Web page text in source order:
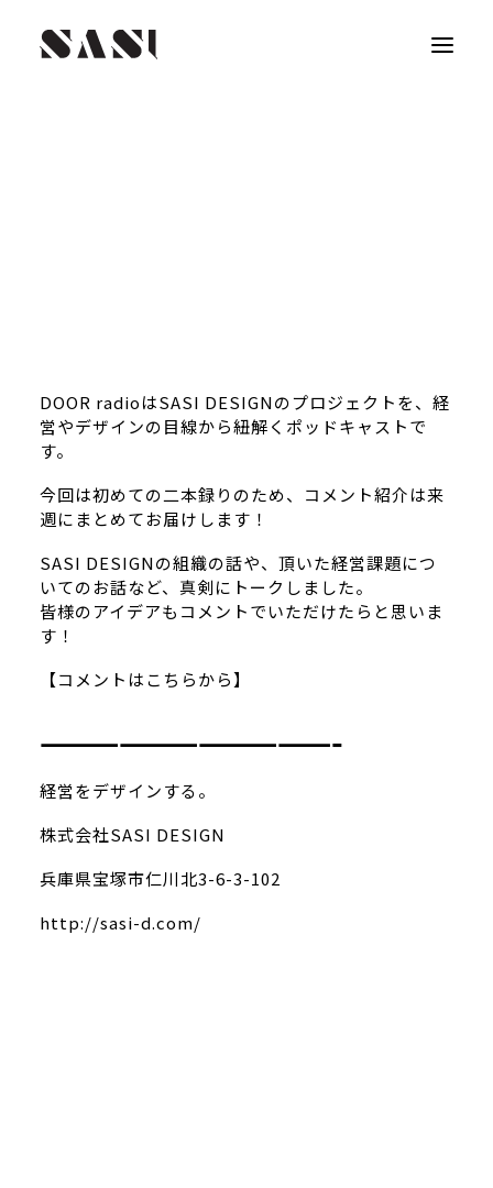
DOOR radioはSASI DESIGNのプロジェクトを、経
営やデザインの目線から紐解くポッドキャストで
す。
今回は初めての二本録りのため、コメント紹介は来
週にまとめてお届けします！
SASI DESIGNの組織の話や、頂いた経営課題につ
いてのお話など、真剣にトークしました。
皆様のアイデアもコメントでいただけたらと思いま
す！
【コメントはこちらから】
———————————-
経営をデザインする。
株式会社SASI DESIGN
兵庫県宝塚市仁川北3-6-3-102
http://sasi-d.com/